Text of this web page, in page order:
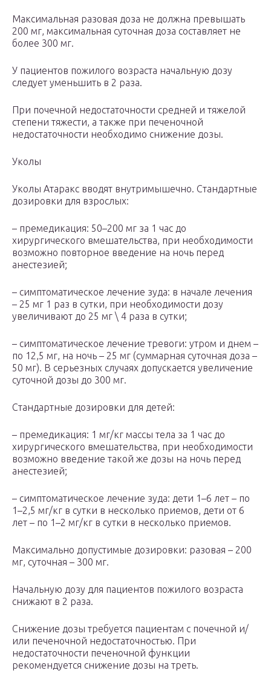
Максимальная разовая доза не должна превышать
200 мг, максимальная суточная доза составляет не
более 300 мг.
У пациентов пожилого возраста начальную дозу
следует уменьшить в 2 раза.
При почечной недостаточности средней и тяжелой
степени тяжести, а также при печеночной
недостаточности необходимо снижение дозы.
Уколы
Уколы Атаракс вводят внутримышечно. Стандартные
дозировки для взрослых:
– премедикация: 50–200 мг за 1 час до
хирургического вмешательства, при необходимости
возможно повторное введение на ночь перед
анестезией;
– симптоматическое лечение зуда: в начале лечения
– 25 мг 1 раз в сутки, при необходимости дозу
увеличивают до 25 мг \ 4 раза в сутки;
– симптоматическое лечение тревоги: утром и днем –
по 12,5 мг, на ночь – 25 мг (суммарная суточная доза –
50 мг). В серьезных случаях допускается увеличение
суточной дозы до 300 мг.
Стандартные дозировки для детей:
– премедикация: 1 мг/кг массы тела за 1 час до
хирургического вмешательства, при необходимости
возможно введение такой же дозы на ночь перед
анестезией;
– симптоматическое лечение зуда: дети 1–6 лет – по
1–2,5 мг/кг в сутки в несколько приемов, дети от 6
лет – по 1–2 мг/кг в сутки в несколько приемов.
Максимально допустимые дозировки: разовая – 200
мг, суточная – 300 мг.
Начальную дозу для пациентов пожилого возраста
снижают в 2 раза.
Снижение дозы требуется пациентам с почечной и/
или печеночной недостаточностью. При
недостаточности печеночной функции
рекомендуется снижение дозы на треть.